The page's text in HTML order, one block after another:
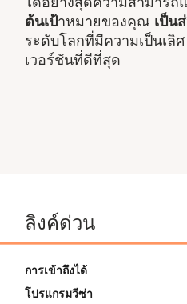
ต้นเป้าหมายของคุณ เป็น
ระดับโลกที่มีความเป็นเลิ
เวอร์ชันที่ดีที่สุด
ลิงค์ด่วน
การเข้าถึงได้
โปรแกรมวีซ่า